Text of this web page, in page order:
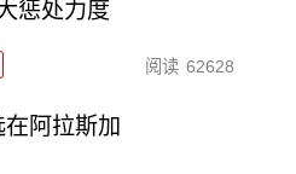
惩处力度
阅读 62628
阿拉斯加